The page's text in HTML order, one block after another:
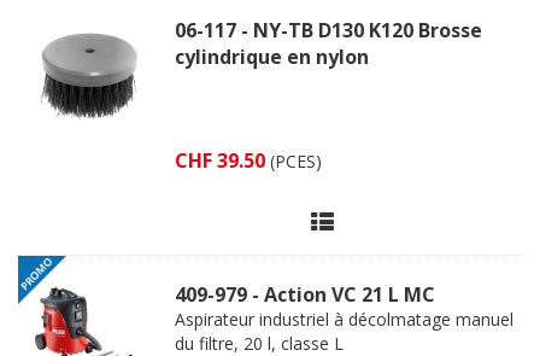
06-117 - NY-TB D130 K120 Brosse
cylindrique en nylon
CHF 39.50 (PCES)
409-979 - Action VC 21 L MC
Aspirateur industriel à décolmatage manuel
du filtre, 20 l, classe L